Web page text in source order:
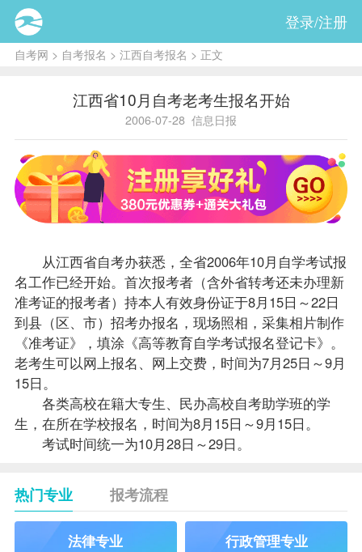
登录/注册
自考网 > 自考报名 > 江西自考报名 > 正文
江西省10月自考老考生报名开始
2006-07-28 信息日报
从江西省自考办获悉，全省2006年10月自学考试报
名工作已经开始。首次报考者（含外省转考还未办理新
准考证的报考者）持本人有效身份证于8月15日～22日
到县（区、市）招考办报名，现场照相，采集相片制作
《准考证》，填涂《高等教育自学考试报名登记卡》。
老考生可以网上报名、网上交费，时间为7月25日～9月
15日。
各类高校在籍大专生、民办高校自考助学班的学
生，在所在学校报名，时间为8月15日～9月15日。
考试时间统一为10月28日～29日。
热门专业 报考流程
法律专业 行政管理专业